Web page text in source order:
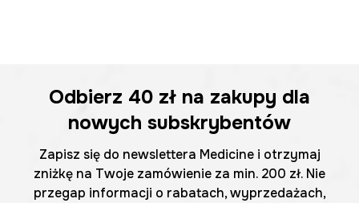
Odbierz 40 zł na zakupy dla
nowych subskrybentów
Zapisz się do newslettera Medicine i otrzymaj
zniżkę na Twoje zamówienie za min. 200 zł. Nie
przegap informacji o rabatach, wyprzedażach,